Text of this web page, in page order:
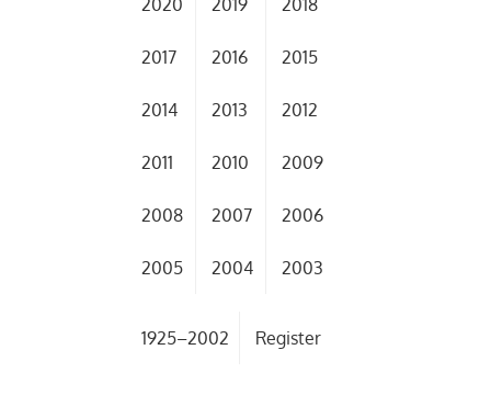
2020 2019 2018
2017 2016 2015
2014 2013 2012
2011 2010 2009
2008 2007 2006
2005 2004 2003
1925–2002 Register